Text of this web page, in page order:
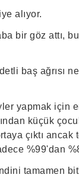
alıyor.
bir göz attı,
baş ağrısı
yapmak için
küçük
çıktı ancak
%99'dan
tamamen